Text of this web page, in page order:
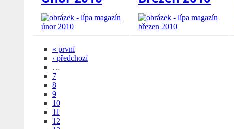
« první
‹ předchozí
…
7
8
9
10
11
12